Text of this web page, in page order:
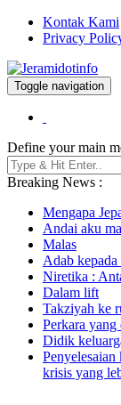
Kontak Kami
Privacy
Berita dan Informasi
Toggle navigation
Define your main
Breaking News :
Mengapa
Andai aku
Malas
Adab kepada
Niretika :
Dalam lift
Takziyah ke
Perkara
Didik
Penyelesaian
krisis yang